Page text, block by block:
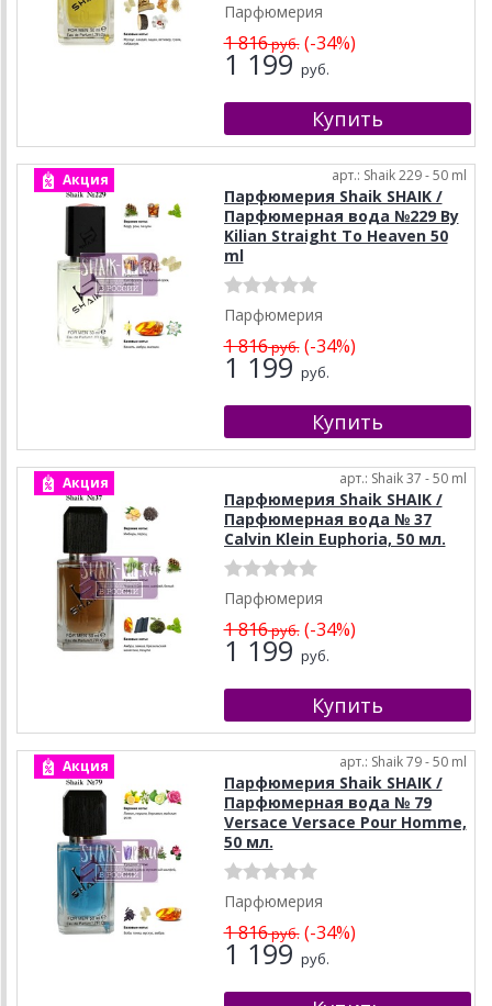
Парфюмерия
1 816руб.(-34%)
1 199 руб.
Акция арт.: Shaik 229 - 50 ml
Парфюмерия Shaik SHAIK /
Парфюмерная вода №229 By
Kilian Straight To Heaven 50
ml
Парфюмерия
1 816руб.(-34%)
1 199 руб.
Акция арт.: Shaik 37 - 50 ml
Парфюмерия Shaik SHAIK /
Парфюмерная вода № 37
Calvin Klein Euphoria, 50 мл.
Парфюмерия
1 816руб.(-34%)
1 199 руб.
Акция арт.: Shaik 79 - 50 ml
Парфюмерия Shaik SHAIK /
Парфюмерная вода № 79
Versace Versace Pour Homme,
50 мл.
Парфюмерия
1 816руб.(-34%)
1 199 руб.